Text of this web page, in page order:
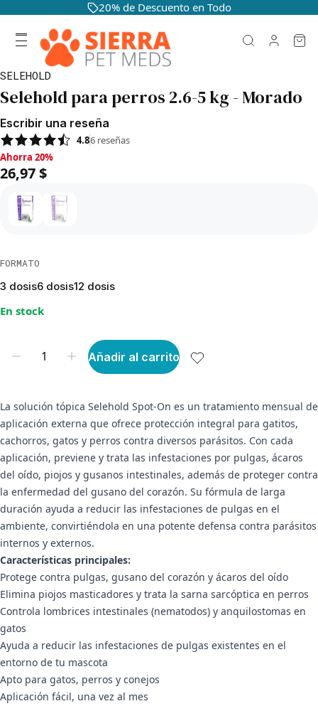
20% de Descuento en Todo
SELEHOLD
Selehold para perros 2.6-5 kg - Morado
Escribir una reseña
4.86 reseñas
Ahorra 20%, 26,97 $
Ahorra 20%
26,97 $
FORMATO
3 dosis6 dosis12 dosis
En stock
Añadir al carrito
La solución tópica Selehold Spot-On es un tratamiento mensual de
aplicación externa que ofrece protección integral para gatitos,
cachorros, gatos y perros contra diversos parásitos. Con cada
aplicación, previene y trata las infestaciones por pulgas, ácaros
del oído, piojos y gusanos intestinales, además de proteger contra
la enfermedad del gusano del corazón. Su fórmula de larga
duración ayuda a reducir las infestaciones de pulgas en el
ambiente, convirtiéndola en una potente defensa contra parásitos
internos y externos.
Características principales:
Protege contra pulgas, gusano del corazón y ácaros del oído
Elimina piojos masticadores y trata la sarna sarcóptica en perros
Controla lombrices intestinales (nematodos) y anquilostomas en
gatos
Ayuda a reducir las infestaciones de pulgas existentes en el
entorno de tu mascota
Apto para gatos, perros y conejos
Aplicación fácil, una vez al mes